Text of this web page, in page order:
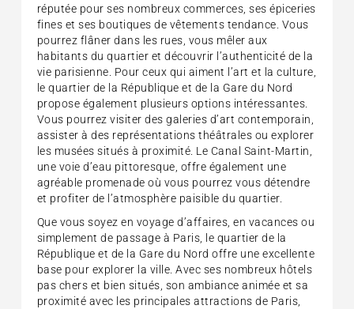
réputée pour ses nombreux commerces, ses épiceries
fines et ses boutiques de vêtements tendance. Vous
pourrez flâner dans les rues, vous mêler aux
habitants du quartier et découvrir l’authenticité de la
vie parisienne. Pour ceux qui aiment l’art et la culture,
le quartier de la République et de la Gare du Nord
propose également plusieurs options intéressantes.
Vous pourrez visiter des galeries d’art contemporain,
assister à des représentations théâtrales ou explorer
les musées situés à proximité. Le Canal Saint-Martin,
une voie d’eau pittoresque, offre également une
agréable promenade où vous pourrez vous détendre
et profiter de l’atmosphère paisible du quartier.
Que vous soyez en voyage d’affaires, en vacances ou
simplement de passage à Paris, le quartier de la
République et de la Gare du Nord offre une excellente
base pour explorer la ville. Avec ses nombreux hôtels
pas chers et bien situés, son ambiance animée et sa
proximité avec les principales attractions de Paris,